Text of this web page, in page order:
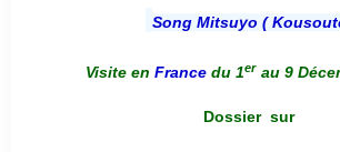
Song Mitsuyo (
Visite en France du 1er au 9
Dossier sur